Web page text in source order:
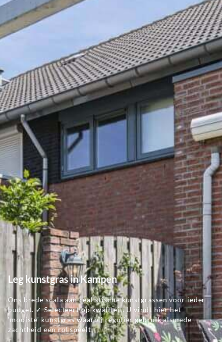
Leg kunstgras in Kampen
Ons brede scala aan realistische kunstgrassen voor ieder
budget. ✓ Selecteert op kwaliteit. U vindt hier het
'mooiste' kunstgras waarbij regulier gebruik alsmede
zachtheid een rol speelt.